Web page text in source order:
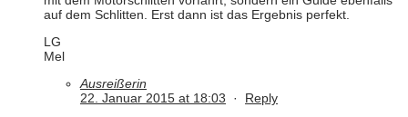
auf dem Schlitten. Erst dann ist das Ergebnis perfekt.
LG
Mel
Ausreißerin
22. Januar 2015 at 18:03 · Reply